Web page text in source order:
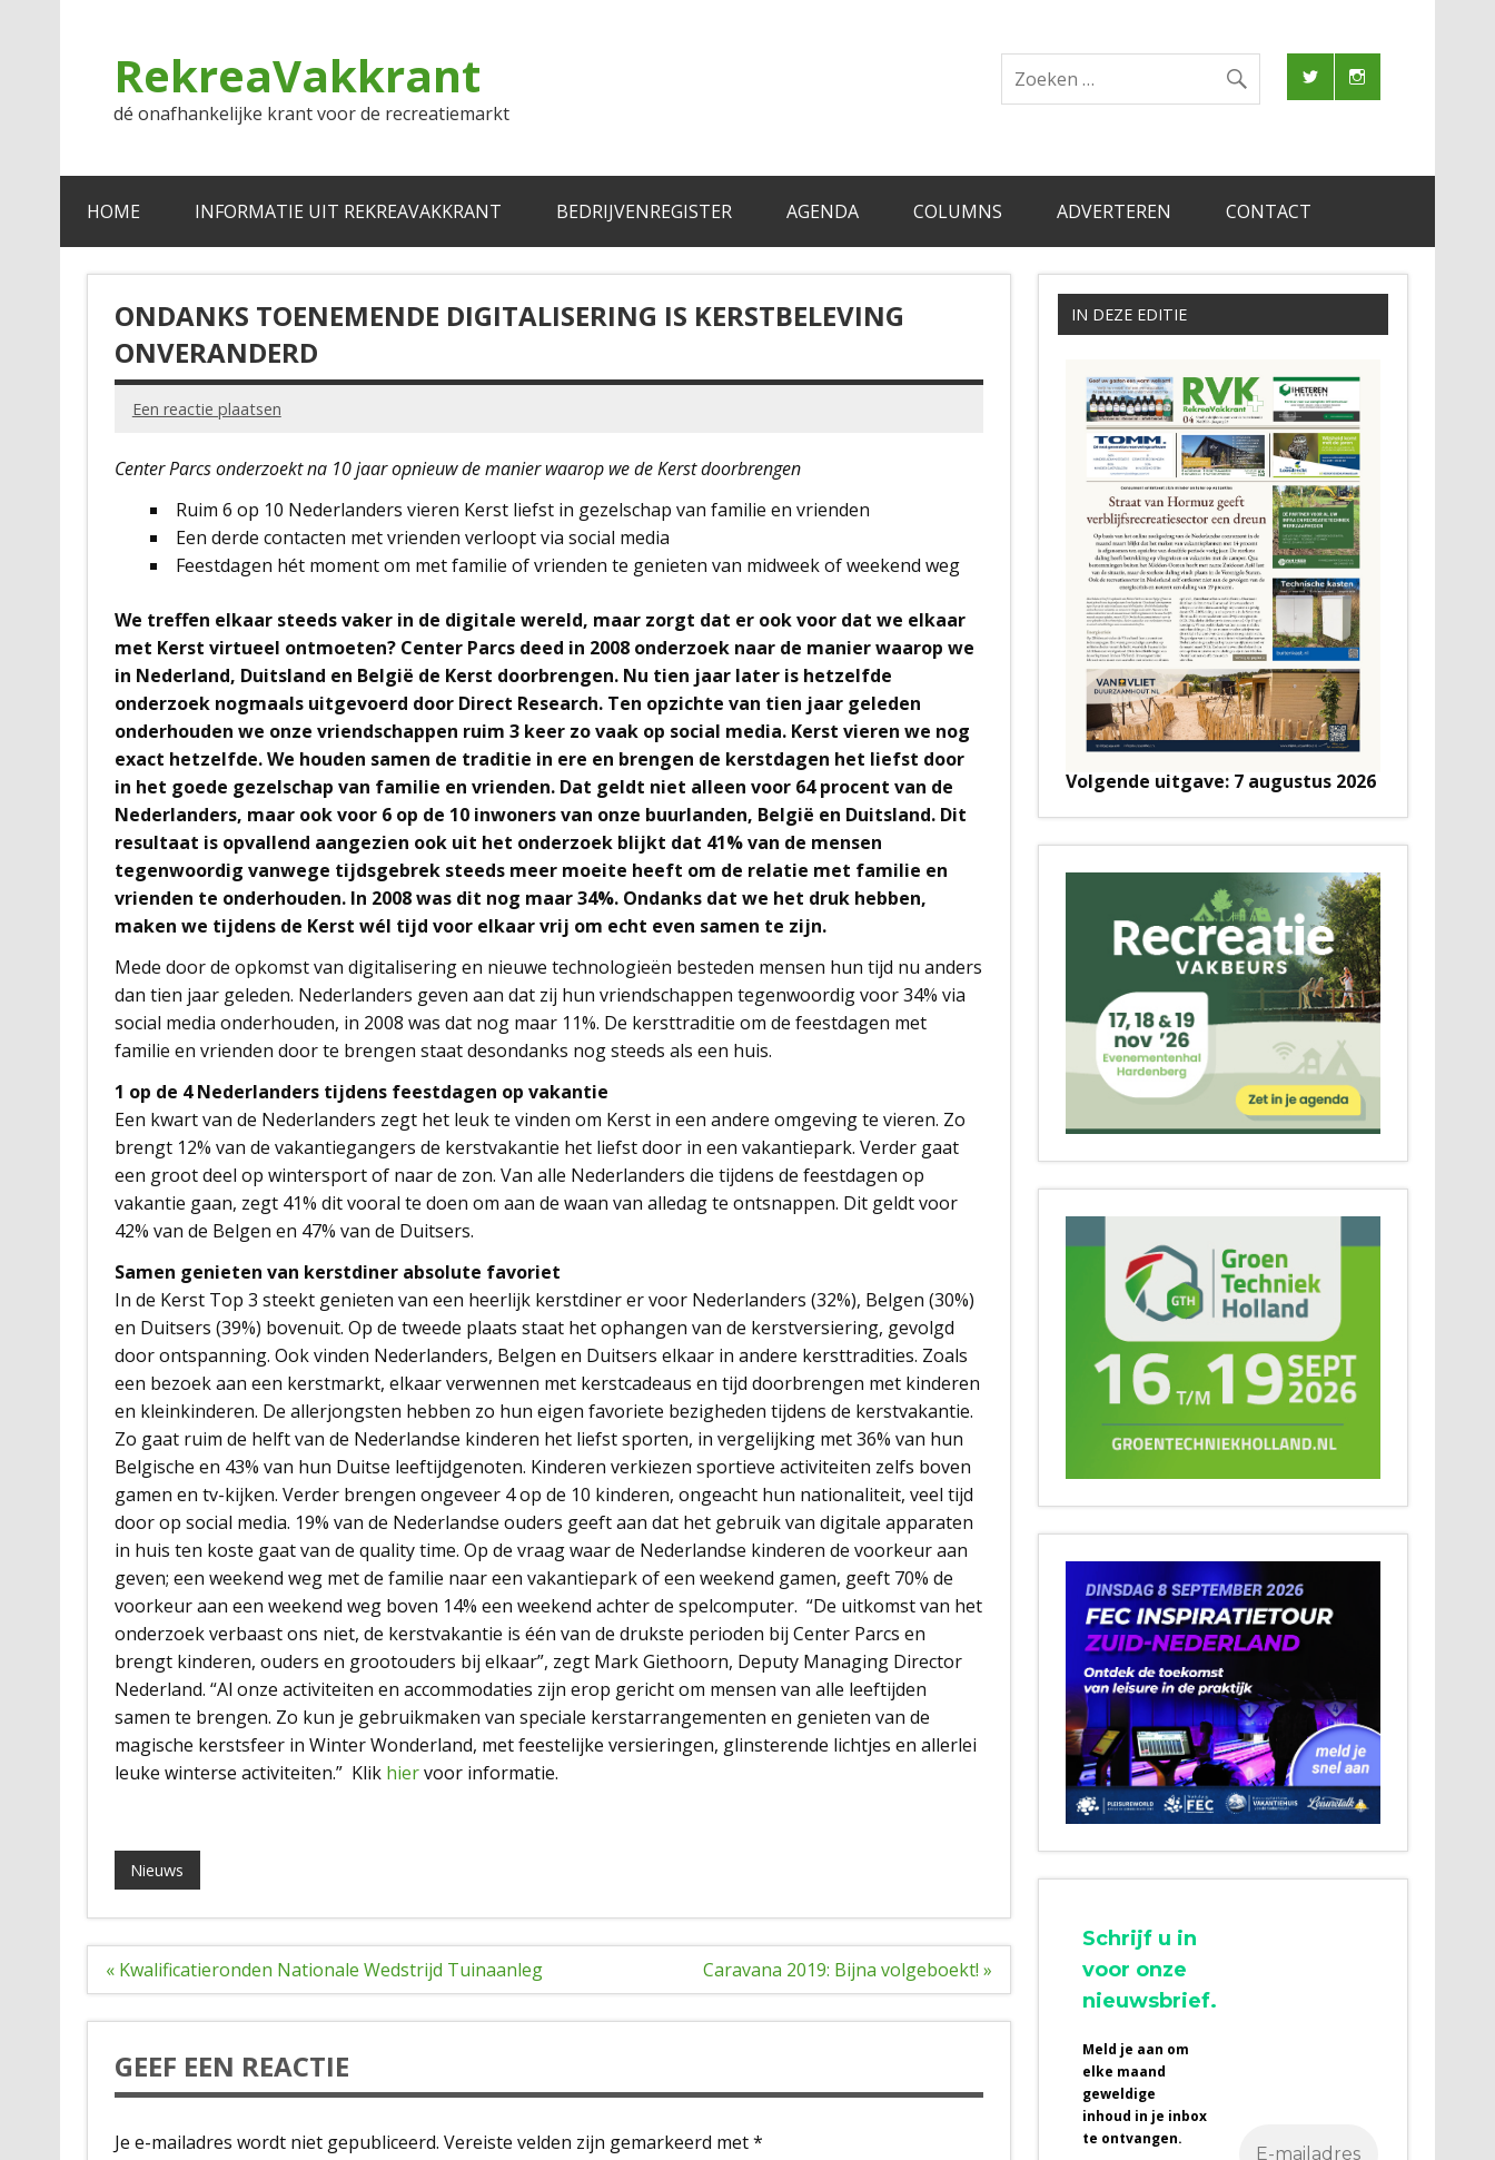
RekreaVakkrant
dé onafhankelijke krant voor de recreatiemarkt
HOME INFORMATIE UIT REKREAVAKKRANT BEDRIJVENREGISTER AGENDA COLUMNS ADVERTEREN CONTACT
ONDANKS TOENEMENDE DIGITALISERING IS KERSTBELEVING
ONVERANDERD
Een reactie plaatsen
Center Parcs onderzoekt na 10 jaar opnieuw de manier waarop we de Kerst doorbrengen
Ruim 6 op 10 Nederlanders vieren Kerst liefst in gezelschap van familie en vrienden
Een derde contacten met vrienden verloopt via social media
Feestdagen hét moment om met familie of vrienden te genieten van midweek of weekend weg
We treffen elkaar steeds vaker in de digitale wereld, maar zorgt dat er ook voor dat we elkaar
met Kerst virtueel ontmoeten? Center Parcs deed in 2008 onderzoek naar de manier waarop we
in Nederland, Duitsland en België de Kerst doorbrengen. Nu tien jaar later is hetzelfde
onderzoek nogmaals uitgevoerd door Direct Research. Ten opzichte van tien jaar geleden
onderhouden we onze vriendschappen ruim 3 keer zo vaak op social media. Kerst vieren we nog
exact hetzelfde. We houden samen de traditie in ere en brengen de kerstdagen het liefst door
in het goede gezelschap van familie en vrienden. Dat geldt niet alleen voor 64 procent van de
Nederlanders, maar ook voor 6 op de 10 inwoners van onze buurlanden, België en Duitsland. Dit
resultaat is opvallend aangezien ook uit het onderzoek blijkt dat 41% van de mensen
tegenwoordig vanwege tijdsgebrek steeds meer moeite heeft om de relatie met familie en
vrienden te onderhouden. In 2008 was dit nog maar 34%. Ondanks dat we het druk hebben,
maken we tijdens de Kerst wél tijd voor elkaar vrij om echt even samen te zijn.
Mede door de opkomst van digitalisering en nieuwe technologieën besteden mensen hun tijd nu anders
dan tien jaar geleden. Nederlanders geven aan dat zij hun vriendschappen tegenwoordig voor 34% via
social media onderhouden, in 2008 was dat nog maar 11%. De kersttraditie om de feestdagen met
familie en vrienden door te brengen staat desondanks nog steeds als een huis.
1 op de 4 Nederlanders tijdens feestdagen op vakantie
Een kwart van de Nederlanders zegt het leuk te vinden om Kerst in een andere omgeving te vieren. Zo
brengt 12% van de vakantiegangers de kerstvakantie het liefst door in een vakantiepark. Verder gaat
een groot deel op wintersport of naar de zon. Van alle Nederlanders die tijdens de feestdagen op
vakantie gaan, zegt 41% dit vooral te doen om aan de waan van alledag te ontsnappen. Dit geldt voor
42% van de Belgen en 47% van de Duitsers.
Samen genieten van kerstdiner absolute favoriet
In de Kerst Top 3 steekt genieten van een heerlijk kerstdiner er voor Nederlanders (32%), Belgen (30%)
en Duitsers (39%) bovenuit. Op de tweede plaats staat het ophangen van de kerstversiering, gevolgd
door ontspanning. Ook vinden Nederlanders, Belgen en Duitsers elkaar in andere kersttradities. Zoals
een bezoek aan een kerstmarkt, elkaar verwennen met kerstcadeaus en tijd doorbrengen met kinderen
en kleinkinderen. De allerjongsten hebben zo hun eigen favoriete bezigheden tijdens de kerstvakantie.
Zo gaat ruim de helft van de Nederlandse kinderen het liefst sporten, in vergelijking met 36% van hun
Belgische en 43% van hun Duitse leeftijdgenoten. Kinderen verkiezen sportieve activiteiten zelfs boven
gamen en tv-kijken. Verder brengen ongeveer 4 op de 10 kinderen, ongeacht hun nationaliteit, veel tijd
door op social media. 19% van de Nederlandse ouders geeft aan dat het gebruik van digitale apparaten
in huis ten koste gaat van de quality time. Op de vraag waar de Nederlandse kinderen de voorkeur aan
geven; een weekend weg met de familie naar een vakantiepark of een weekend gamen, geeft 70% de
voorkeur aan een weekend weg boven 14% een weekend achter de spelcomputer. “De uitkomst van het
onderzoek verbaast ons niet, de kerstvakantie is één van de drukste perioden bij Center Parcs en
brengt kinderen, ouders en grootouders bij elkaar”, zegt Mark Giethoorn, Deputy Managing Director
Nederland. “Al onze activiteiten en accommodaties zijn erop gericht om mensen van alle leeftijden
samen te brengen. Zo kun je gebruikmaken van speciale kerstarrangementen en genieten van de
magische kerstsfeer in Winter Wonderland, met feestelijke versieringen, glinsterende lichtjes en allerlei
leuke winterse activiteiten.” Klikhiervoor informatie.
Nieuws
Bericht
« Kwalificatieronden Nationale Wedstrijd Tuinaanleg Caravana 2019: Bijna volgeboekt! »
GEEF EEN REACTIE
Je e-mailadres wordt niet gepubliceerd. Vereiste velden zijn gemarkeerd met*
IN DEZE EDITIE
Volgende uitgave: 7 augustus 2026
Schrijf u in
voor onze
nieuwsbrief.
Meld je aan om
elke maand
geweldige
inhoud in je inbox
te ontvangen.